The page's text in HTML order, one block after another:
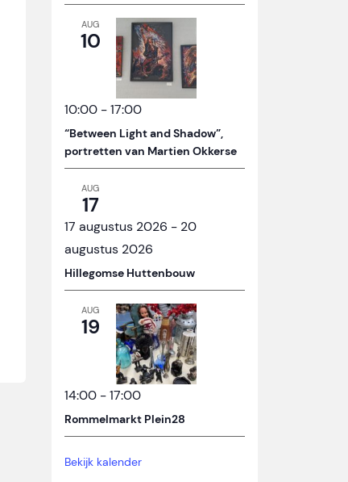
AUG
10
10:00 -17:00
“Between Light and Shadow”,
portretten van Martien Okkerse
AUG
17
17 augustus 2026 - 20
augustus 2026
Hillegomse Huttenbouw
AUG
19
14:00 -17:00
Rommelmarkt Plein28
Bekijk kalender